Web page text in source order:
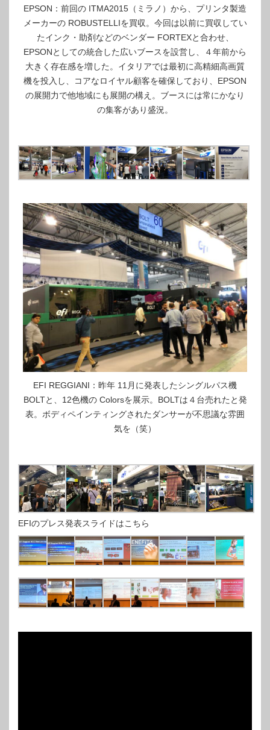
EPSON：前回の ITMA2015（ミラノ）から、プリンタ製造
メーカーの ROBUSTELLIを買収。今回は以前に買収してい
たインク・助剤などのベンダー FORTEXと合わせ、
EPSONとしての統合した広いブースを設営し、４年前から
大きく存在感を増した。イタリアでは最初に高精細高画質
機を投入し、コアなロイヤル顧客を確保しており、EPSON
の展開力で他地域にも展開の構え。ブースには常にかなり
の集客があり盛況。
EFI REGGIANI：昨年 11月に発表したシングルパス機
BOLTと、12色機の Colorsを展示。BOLTは４台売れたと発
表。ボディペインティングされたダンサーが不思議な雰囲
気を（笑）
EFIのプレス発表スライドはこちら